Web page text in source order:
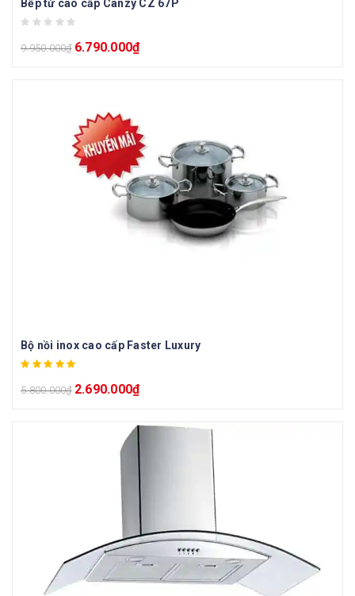
Bếp từ cao cấp Canzy CZ 67P
9.950.000₫ 6.790.000₫
Bộ nồi inox cao cấp Faster Luxury
5.800.000₫ 2.690.000₫